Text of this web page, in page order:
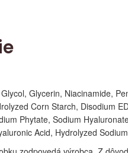
Glycerin, Niacinamide,
Corn Starch, Disodium
Phytate, Sodium
Acid, Hydrolyzed